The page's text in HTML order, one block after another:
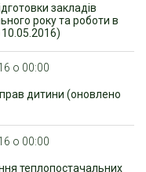
закладів
року та роботи в
о 00:00
прав дитини (оновлено
о 00:00
теплопостачальних